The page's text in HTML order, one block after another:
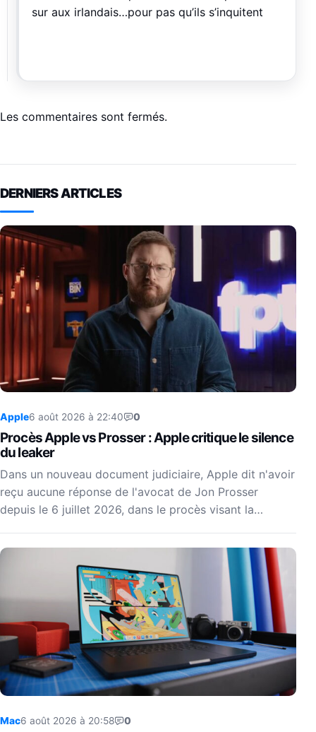
sur aux irlandais…pour pas qu’ils s’inquitent
Les commentaires sont fermés.
DERNIERS ARTICLES
Apple6 août 2026 à 22:40 0
Procès Apple vs Prosser : Apple critique le silence
du leaker
Dans un nouveau document judiciaire, Apple dit n'avoir
reçu aucune réponse de l'avocat de Jon Prosser
depuis le 6 juillet 2026, dans le procès visant la…
Mac6 août 2026 à 20:58 0